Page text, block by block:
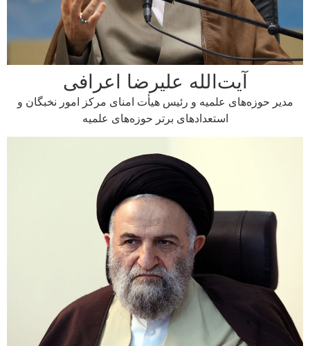
آیت‌الله علیرضا اعرافی
حوزه‌های علمیه و رئیس هیأت امنای مرکز امور نخبگان و
استعدادهای برتر حوزه‌های علمیه